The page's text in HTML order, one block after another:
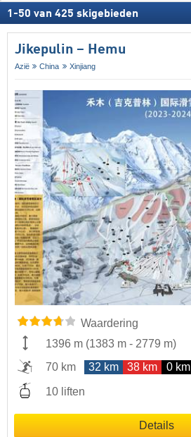
1 -50 van 425 skigebieden
Jikepulin – Hemu
Azië China Xinjiang
Waardering
1396 m (1383 m - 2779 m)
70 km
32 km 38 km 0 km
10 liften
Details